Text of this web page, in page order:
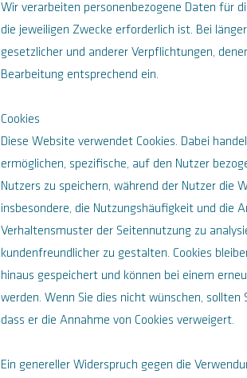
Wir verarbeiten personenbezogene Daten für
die jeweiligen Zwecke erforderlich ist. Bei
gesetzlicher und anderer Verpflichtungen,
Bearbeitung entsprechend ein.
Cookies
Diese Website verwendet Cookies. Dabei
ermöglichen, spezifische, auf den Nutzer
Nutzers zu speichern, während der Nutzer die
insbesondere, die Nutzungshäufigkeit und die
Verhaltensmuster der Seitennutzung zu
kundenfreundlicher zu gestalten. Cookies
hinaus gespeichert und können bei einem
werden. Wenn Sie dies nicht wünschen,
dass er die Annahme von Cookies verweigert.
Ein genereller Widerspruch gegen die